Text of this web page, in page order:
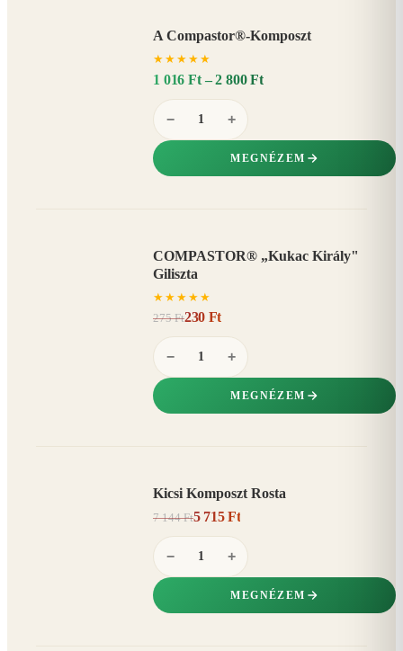
A Compastor®-Komposzt
★ ★ ★ ★ ★
1 016 Ft – 2 800 Ft
− +
MEGNÉZEM
COMPASTOR® „Kukac Király"
Giliszta
★ ★ ★ ★ ★
275 Ft230 Ft
− +
MEGNÉZEM
Kicsi Komposzt Rosta
7 144 Ft5 715 Ft
− +
MEGNÉZEM